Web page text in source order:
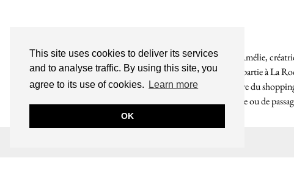
This site uses cookies to deliver its services
and to analyse traffic. By using this site, you
agree to its use of cookies.
Learn more
OK
Bienvenue sur le So Girly Blog ! Je suis Amélie,
années. À travers ce blog dédié en grande partie à La
rochelaises pour bruncher, se balader, faire du
endroit. Que vous soyez Rochelais·e ou de